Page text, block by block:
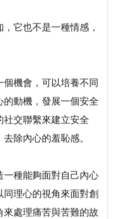
它也不是一種情感，
機會，可以培養不同
動機，發展一個安全
社交聯繫來建立安全
除內心的羞恥感。
一種能夠面對自己內心
理心的視角來面對創
處理痛苦與苦難的故